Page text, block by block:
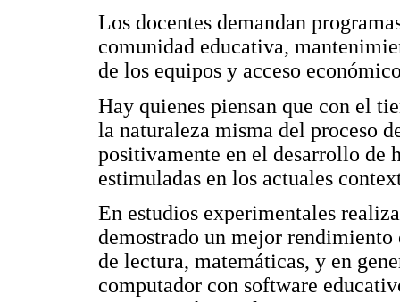
Los docentes demandan
comunidad educativa,
de los equipos y acceso
Hay quienes piensan que con el
la naturaleza misma del proceso
positivamente en el desarrollo de
estimuladas en los actuales
En estudios experimentales
demostrado un mejor
de lectura, matemáticas, y en
computador con software